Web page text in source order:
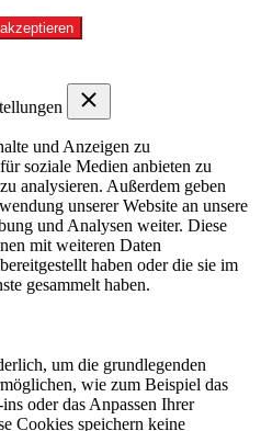
und Anzeigen zu
soziale Medien anbieten zu
analysieren. Außerdem geben
unserer Website an unsere
und Analysen weiter. Diese
mit weiteren Daten
haben oder die sie im
gesammelt haben.
um die grundlegenden
wie zum Beispiel das
oder das Anpassen Ihrer
Cookies speichern keine